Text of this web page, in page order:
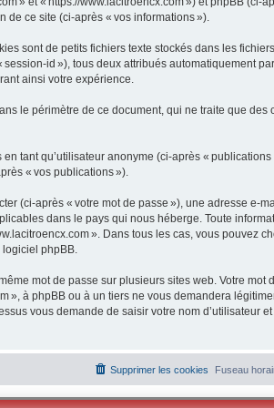
de ce site (ci-après « vos informations »).
sont de petits fichiers texte stockés dans les
id »), tous deux attribués automatiquement
ainsi votre expérience.
le périmètre de ce document, qui ne traite que des
tant qu’utilisateur anonyme (ci-après « publications
« vos publications »).
(ci-après « votre mot de passe »), une adresse e-
dans le pays qui nous héberge. Toute
». Dans tous les cas, vous pouvez
logiciel phpBB.
mot de passe sur plusieurs sites web. Votre mot
», à phpBB ou à un tiers ne vous demandera
vous demande de saisir votre nom d’utilisateur
Fuseau
Supprimer les cookies